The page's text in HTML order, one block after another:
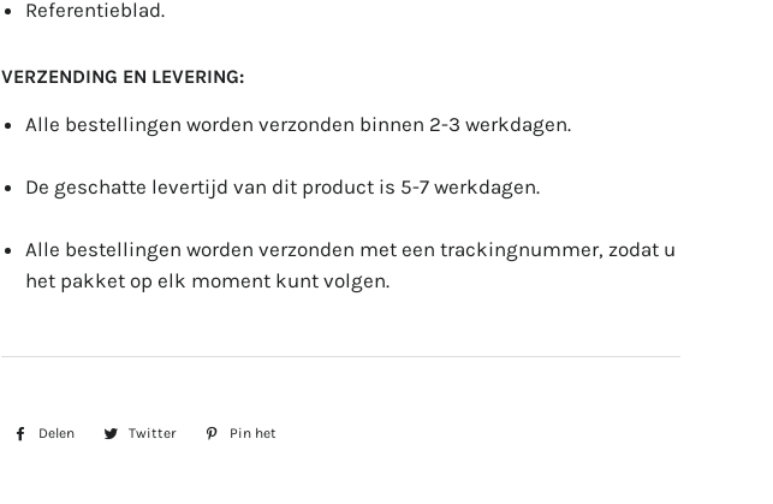
Referentieblad.
VERZENDING EN LEVERING:
Alle bestellingen worden verzonden binnen 2-3 werkdagen.
De geschatte levertijd van dit product is 5-7 werkdagen.
Alle bestellingen worden verzonden met een trackingnummer, zodat u
het pakket op elk moment kunt volgen.
Delen
Delen
Twitter
TwitterenPin het